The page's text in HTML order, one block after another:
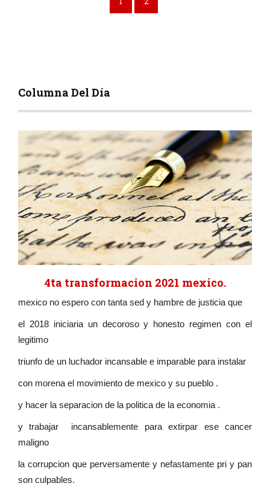
Columna Del Día
4ta transformacion 2021 mexico.
mexico no espero con tanta sed y hambre de justicia que
el 2018 iniciaria un decoroso y honesto regimen con el
legitimo
triunfo de un luchador incansable e imparable para instalar
con morena el movimiento de mexico y su pueblo .
y hacer la separacion de la politica de la economia .
y trabajar incansablemente para extirpar ese cancer
maligno
la corrupcion que perversamente y nefastamente pri y pan
son culpables.